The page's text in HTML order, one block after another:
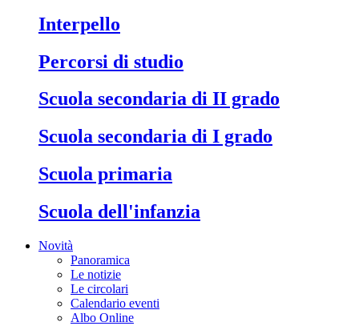
Interpello
Percorsi di studio
Scuola secondaria di II grado
Scuola secondaria di I grado
Scuola primaria
Scuola dell'infanzia
Novità
Panoramica
Le notizie
Le circolari
Calendario eventi
Albo Online